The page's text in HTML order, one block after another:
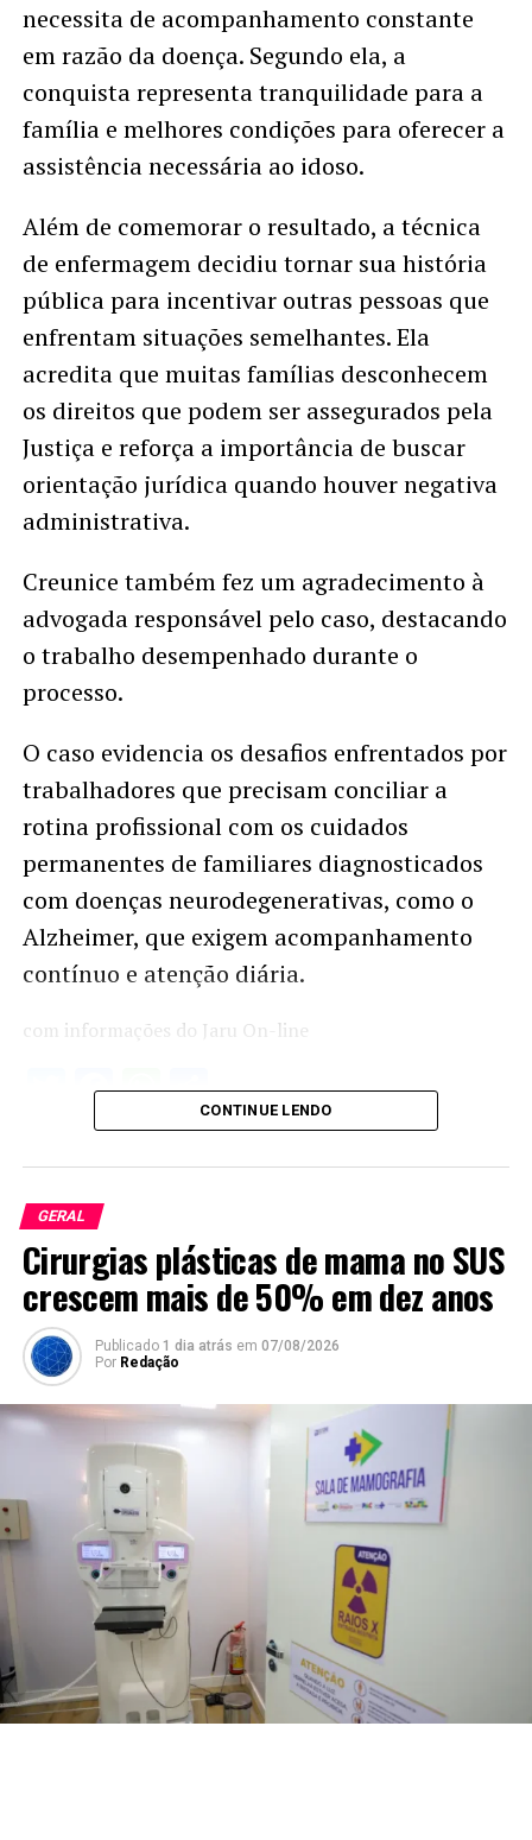
necessita de acompanhamento constante
em razão da doença. Segundo ela, a
conquista representa tranquilidade para a
família e melhores condições para oferecer a
assistência necessária ao idoso.
Além de comemorar o resultado, a técnica
de enfermagem decidiu tornar sua história
pública para incentivar outras pessoas que
enfrentam situações semelhantes. Ela
acredita que muitas famílias desconhecem
os direitos que podem ser assegurados pela
Justiça e reforça a importância de buscar
orientação jurídica quando houver negativa
administrativa.
Creunice também fez um agradecimento à
advogada responsável pelo caso, destacando
o trabalho desempenhado durante o
processo.
O caso evidencia os desafios enfrentados por
trabalhadores que precisam conciliar a
rotina profissional com os cuidados
permanentes de familiares diagnosticados
com doenças neurodegenerativas, como o
Alzheimer, que exigem acompanhamento
contínuo e atenção diária.
com informações do Jaru On-line
Twitter
Facebook
WhatsApp
Share
CONTINUE LENDO
GERAL
Cirurgias plásticas de mama no SUS
crescem mais de 50% em dez anos
Publicado 1 dia atrás em 07/08/2026
Por Redação